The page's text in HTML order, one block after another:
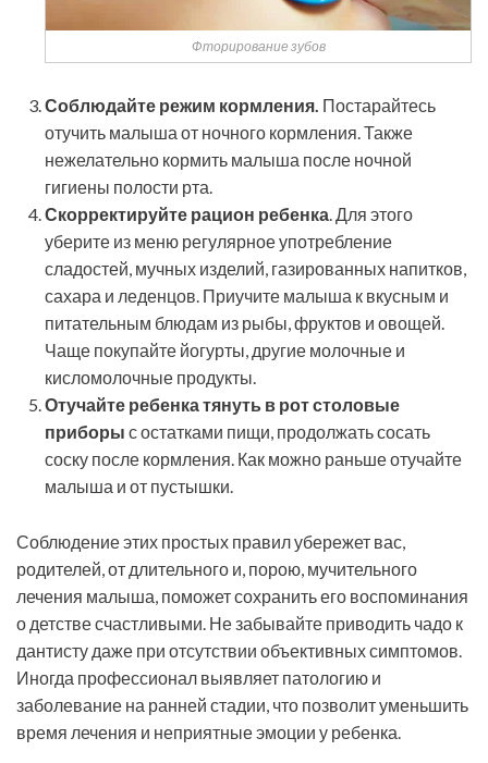
Фторирование зубов
Соблюдайте режим кормления. Постарайтесь
отучить малыша от ночного кормления. Также
нежелательно кормить малыша после ночной
гигиены полости рта.
Скорректируйте рацион ребенка. Для этого
уберите из меню регулярное употребление
сладостей, мучных изделий, газированных напитков,
сахара и леденцов. Приучите малыша к вкусным и
питательным блюдам из рыбы, фруктов и овощей.
Чаще покупайте йогурты, другие молочные и
кисломолочные продукты.
Отучайте ребенка тянуть в рот столовые
приборы с остатками пищи, продолжать сосать
соску после кормления. Как можно раньше отучайте
малыша и от пустышки.
Соблюдение этих простых правил убережет вас,
родителей, от длительного и, порою, мучительного
лечения малыша, поможет сохранить его воспоминания
о детстве счастливыми. Не забывайте приводить чадо к
дантисту даже при отсутствии объективных симптомов.
Иногда профессионал выявляет патологию и
заболевание на ранней стадии, что позволит уменьшить
время лечения и неприятные эмоции у ребенка.